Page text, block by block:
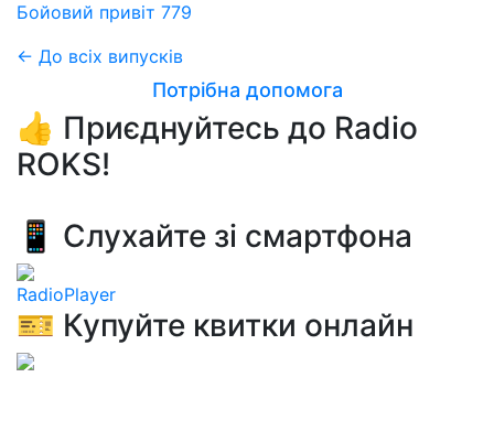
Бойовий привіт 779
← До всіх випусків
Потрібна допомога
👍 Приєднуйтесь до Radio
ROKS!
📱 Слухайте зі смартфона
RadioPlayer
🎫 Купуйте квитки онлайн